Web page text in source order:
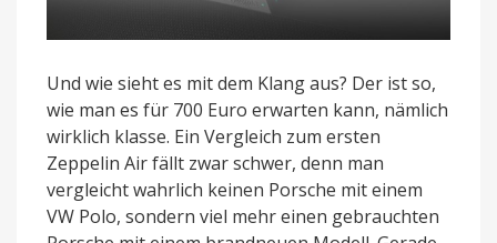
Und wie sieht es mit dem Klang aus? Der ist so,
wie man es für 700 Euro erwarten kann, nämlich
wirklich klasse. Ein Vergleich zum ersten
Zeppelin Air fällt zwar schwer, denn man
vergleicht wahrlich keinen Porsche mit einem
VW Polo, sondern viel mehr einen gebrauchten